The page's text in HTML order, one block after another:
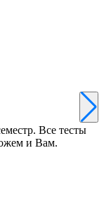
Все тесты
и Вам.